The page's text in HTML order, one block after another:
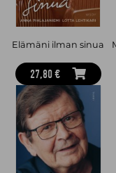
Elämäni ilman sinua
27,80 €